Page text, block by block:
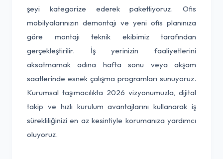
şeyi kategorize ederek paketliyoruz. Ofis
mobilyalarınızın demontajı ve yeni ofis planınıza
göre montajı teknik ekibimiz tarafından
gerçekleştirilir. İş yerinizin faaliyetlerini
aksatmamak adına hafta sonu veya akşam
saatlerinde esnek çalışma programları sunuyoruz.
Kurumsal taşımacılıkta 2026 vizyonumuzla, dijital
takip ve hızlı kurulum avantajlarını kullanarak iş
sürekliliğinizi en az kesintiyle korumanıza yardımcı
oluyoruz.